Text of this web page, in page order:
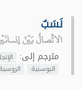
نَسَبٌ
الاتِّصالُ بَيْنَ
مترجم إلى:
البوسنية